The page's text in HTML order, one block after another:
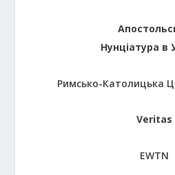
Нунціатура в
Римсько-Католицька
Veritas
EWTN